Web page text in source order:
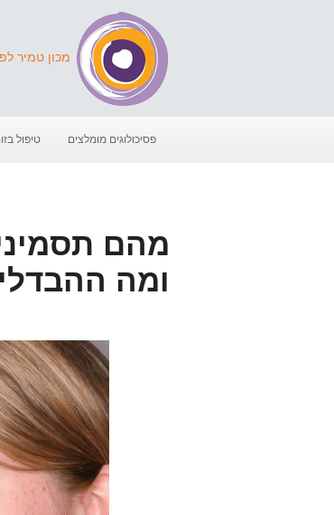
מכון טמיר
פסיכולוגים מומלצים טיפול
מהם
ומה